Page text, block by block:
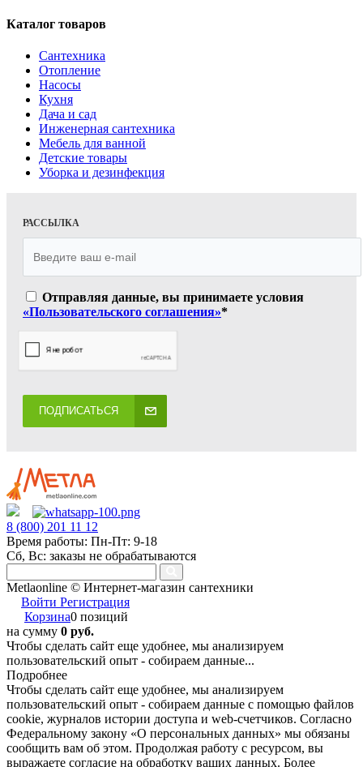
Каталог товаров
Сантехника
Отопление
Насосы
Кухня
Дача и сад
Инженерная сантехника
Мебель для ванной
Детские товары
Уборка и дезинфекция
РАССЫЛКА
Отправляя данные, вы принимаете условия
«Пользовательского соглашения»*
ПОДПИСАТЬСЯ
8 (800) 201 11 12
Время работы: Пн-Пт: 9-18
Сб, Вс: заказы не обрабатываются
Metlaonline © Интернет-магазин сантехники
Войти Регистрация
Корзина0 позиций
на сумму 0 руб.
Чтобы сделать сайт еще удобнее, мы анализируем
пользовательский опыт - собираем данные...
Подробнее
Чтобы сделать сайт еще удобнее, мы анализируем
пользовательский опыт - собираем данные с помощью файлов
cookie, журналов истории доступа и web-счетчиков. Согласно
Федеральному закону «О персональных данных» мы обязаны
сообщить вам об этом. Продолжая работу с ресурсом, вы
выражаете согласие на обработку ваших данных. Более